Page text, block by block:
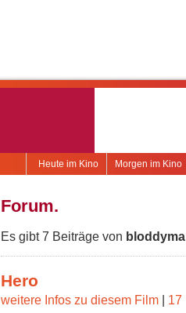
Morgen im Kino
Heute im Kino
Forum.
Es gibt 7 Beiträge von
Hero
weitere Infos zu diesem Film | 17